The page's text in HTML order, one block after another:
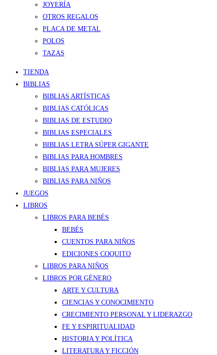
JOYERÍA
OTROS REGALOS
PLACA DE METAL
POLOS
TAZAS
TIENDA
BIBLIAS
BIBLIAS ARTÍSTICAS
BIBLIAS CATÓLICAS
BIBLIAS DE ESTUDIO
BIBLIAS ESPECIALES
BIBLIAS LETRA SÚPER GIGANTE
BIBLIAS PARA HOMBRES
BIBLIAS PARA MUJERES
BIBLIAS PARA NIÑOS
JUEGOS
LIBROS
LIBROS PARA BEBÉS
BEBÉS
CUENTOS PARA NIÑOS
EDICIONES COQUITO
LIBROS PARA NIÑOS
LIBROS POR GÉNERO
ARTE Y CULTURA
CIENCIAS Y CONOCIMIENTO
CRECIMIENTO PERSONAL Y LIDERAZGO
FE Y ESPIRITUALIDAD
HISTORIA Y POLÍTICA
LITERATURA Y FICCIÓN